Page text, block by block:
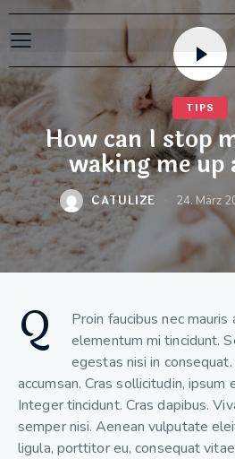
TIPS
How can I stop
waking me
CATULIZE 24. März
Q
Proin faucibus nec
elementum mi tincidunt.
egestas nisi in
accumsan. Cras sollicitudin, ipsum
Integer tincidunt. Cras dapibus.
semper nisi. Aenean vulputate
ligula, porttitor eu, consequat